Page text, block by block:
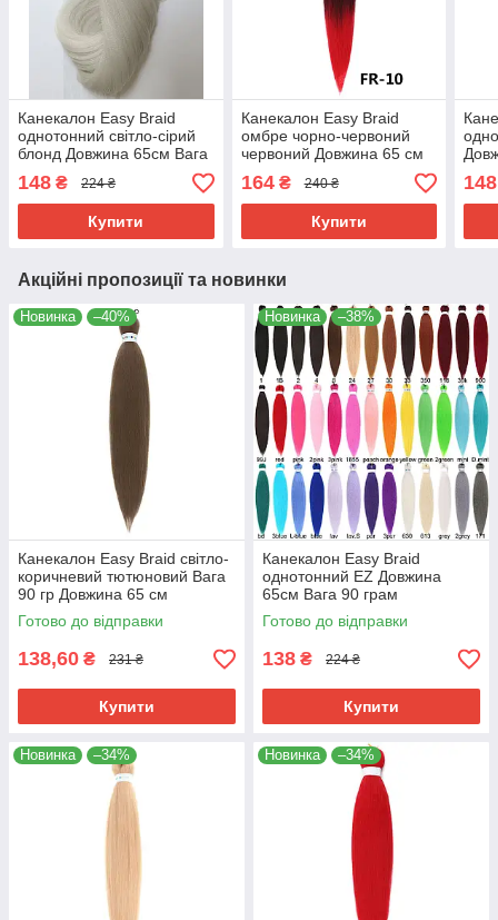
Канекалон Easy Braid
однотонний світло-сірий
блонд Довжина 65см Вага
90 грам
Низькотемпературний
100-150 °С Grey EZ
148 ₴ 224 ₴
Купити
Канекалон Easy Braid
омбре чорно-червоний
червоний Довжина 65 см
Вага 90 грам
Низькотемпературний
100-150°С FR-10
164₴ 240 ₴
Купити
грам
148
Акційні пропозиції та новинки
Новинка –40%
Канекалон Easy Braid світло-
коричневий тютюновий Вага
90 гр Довжина 65 см
Низькотемпературний 100-
150°С 6B
Готово до відправки
138,60 ₴ 231 ₴
Купити
Новинка –38%
Канекалон Easy Braid
однотонний EZ Довжина
65см Вага 90 грам
Низькотемпературний
матеріал 100-150 °C
Готово до відправки
138 ₴ 224 ₴
Купити
Новинка –34% Новинка –34%